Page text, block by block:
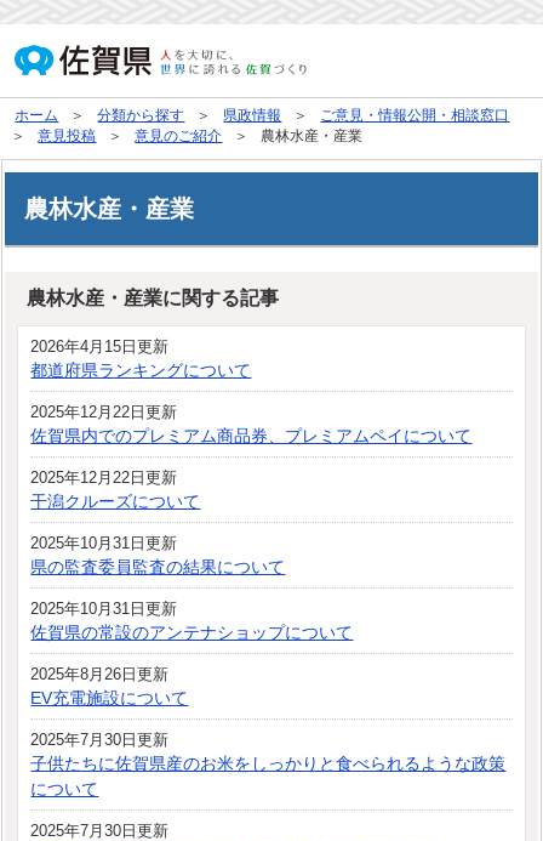
ホーム 分類から探す 県政情報
ご意見・情報公開・相談窓口
意見投稿
意見のご紹介 農林水産・産業
農林水産・産業
農林水産・産業に関する記事
2026年4月15日更新
都道府県ランキングについて
2025年12月22日更新
佐賀県内でのプレミアム商品券、プレミアムペイについて
2025年12月22日更新
干潟クルーズについて
2025年10月31日更新
県の監査委員監査の結果について
2025年10月31日更新
佐賀県の常設のアンテナショップについて
2025年8月26日更新
EV充電施設について
2025年7月30日更新
子供たちに佐賀県産のお米をしっかりと食べられるような政策
について
2025年7月30日更新